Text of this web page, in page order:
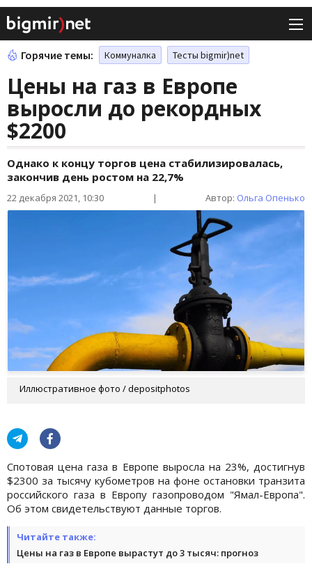
Горячие темы: Коммуналка Тесты bigmir)net
Цены на газ в Европе
выросли до рекордных
$2200
Однако к концу торгов цена стабилизировалась,
закончив день ростом на 22,7%
22 декабря 2021, 10:30 | Автор: Ольга Опенько
Иллюстративное фото / depositphotos
Спотовая цена газа в Европе выросла на 23%, достигнув
$2300 за тысячу кубометров на фоне остановки транзита
российского газа в Европу газопроводом "Ямал-Европа".
Об этом свидетельствуют данные торгов.
Читайте также:
Цены на газ в Европе вырастут до 3 тысяч: прогноз